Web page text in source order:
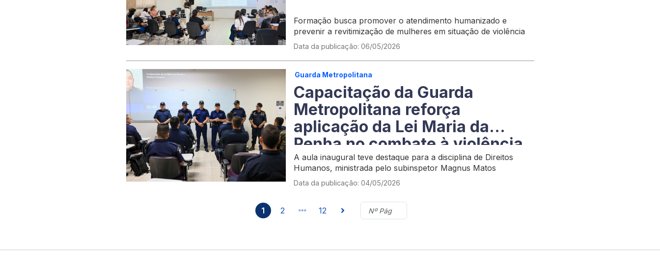
Formação busca promover o atendimento humanizado e
prevenir a revitimização de mulheres em situação de violência
Data da publicação: 06/05/2026
Guarda Metropolitana
Capacitação da Guarda
Metropolitana reforça
aplicação da Lei Maria da
Penha no combate à violência
contra a mulher em Palmas
A aula inaugural teve destaque para a disciplina de Direitos
Humanos, ministrada pelo subinspetor Magnus Matos
Data da publicação: 04/05/2026
1 2 12